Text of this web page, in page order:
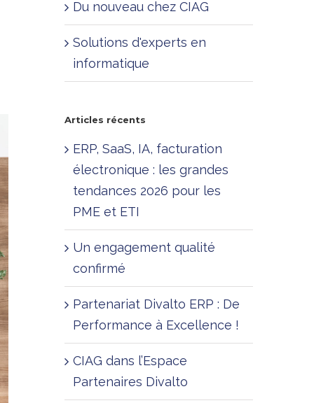
Du nouveau chez CIAG
Solutions d'experts en
informatique
Articles récents
ERP, SaaS, IA, facturation
électronique : les grandes
tendances 2026 pour les
PME et ETI
Un engagement qualité
confirmé
Partenariat Divalto ERP : De
Performance à Excellence !
CIAG dans l’Espace
Partenaires Divalto